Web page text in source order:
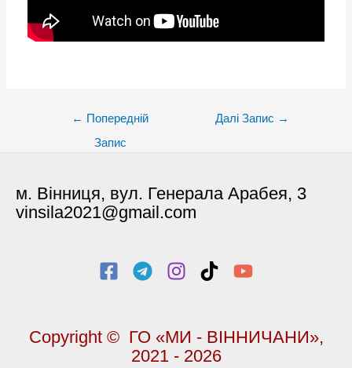
← Попередній
Запис
Далі Запис →
м. Вінниця, вул. Генерала Арабея, 3
vinsila2021@gmail.com
Copyright © ГО «МИ - ВІННИЧАНИ»,
2021 - 2026